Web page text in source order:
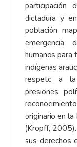
participación
dictadura y
población
emergencia
humanos para
indígenas
respeto a la
presiones
originario en
(Kropff,
sus derechos